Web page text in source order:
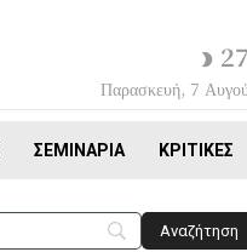
27
Παρασκευή, 7
ΣΕΜΙΝΆΡΙΑ ΚΡΙΤΙΚΈΣ